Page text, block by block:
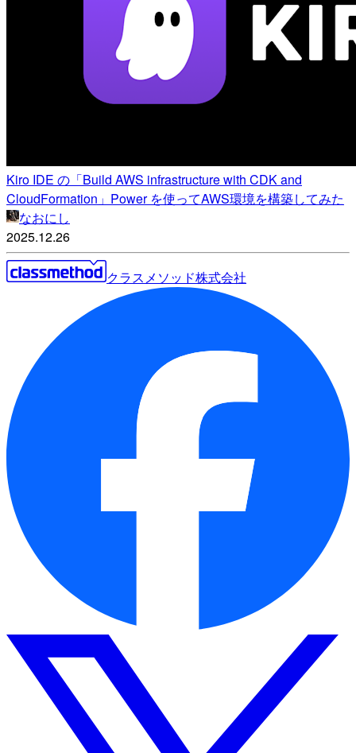
Kiro IDE の「Build AWS infrastructure with CDK and
CloudFormation」Power を使ってAWS環境を構築してみた
なおにし
2025.12.26
クラスメソッド株式会社